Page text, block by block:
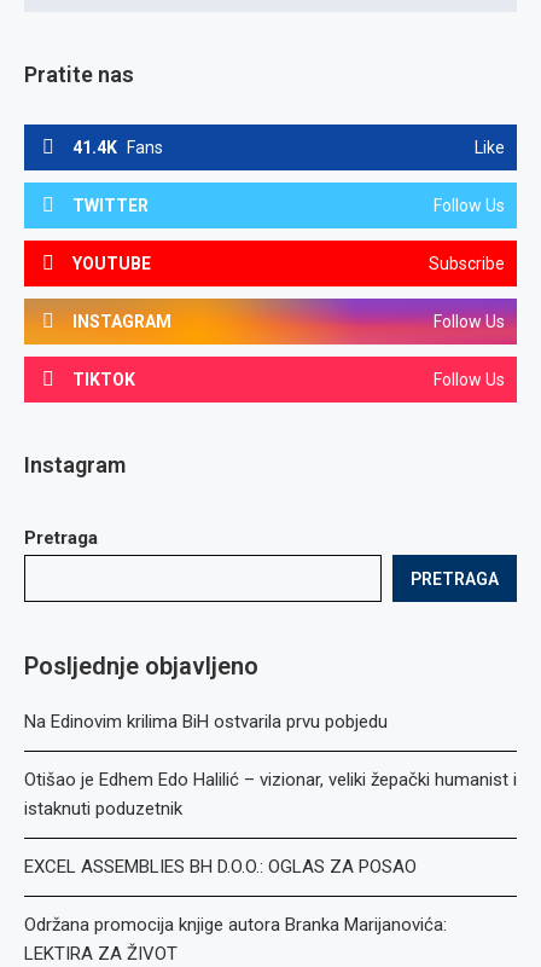
Pratite nas
41.4K Fans Like
TWITTER Follow Us
YOUTUBE Subscribe
INSTAGRAM Follow Us
TIKTOK Follow Us
Instagram
Pretraga
PRETRAGA
Posljednje objavljeno
Na Edinovim krilima BiH ostvarila prvu pobjedu
Otišao je Edhem Edo Halilić – vizionar, veliki žepački humanist i
istaknuti poduzetnik
EXCEL ASSEMBLIES BH D.O.O.: OGLAS ZA POSAO
Održana promocija knjige autora Branka Marijanovića:
LEKTIRA ZA ŽIVOT